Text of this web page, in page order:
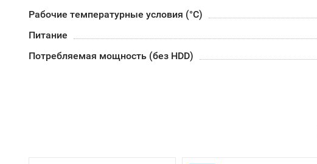
Рабочие температурные условия (°С)
Питание
Потребляемая мощность (без HDD)